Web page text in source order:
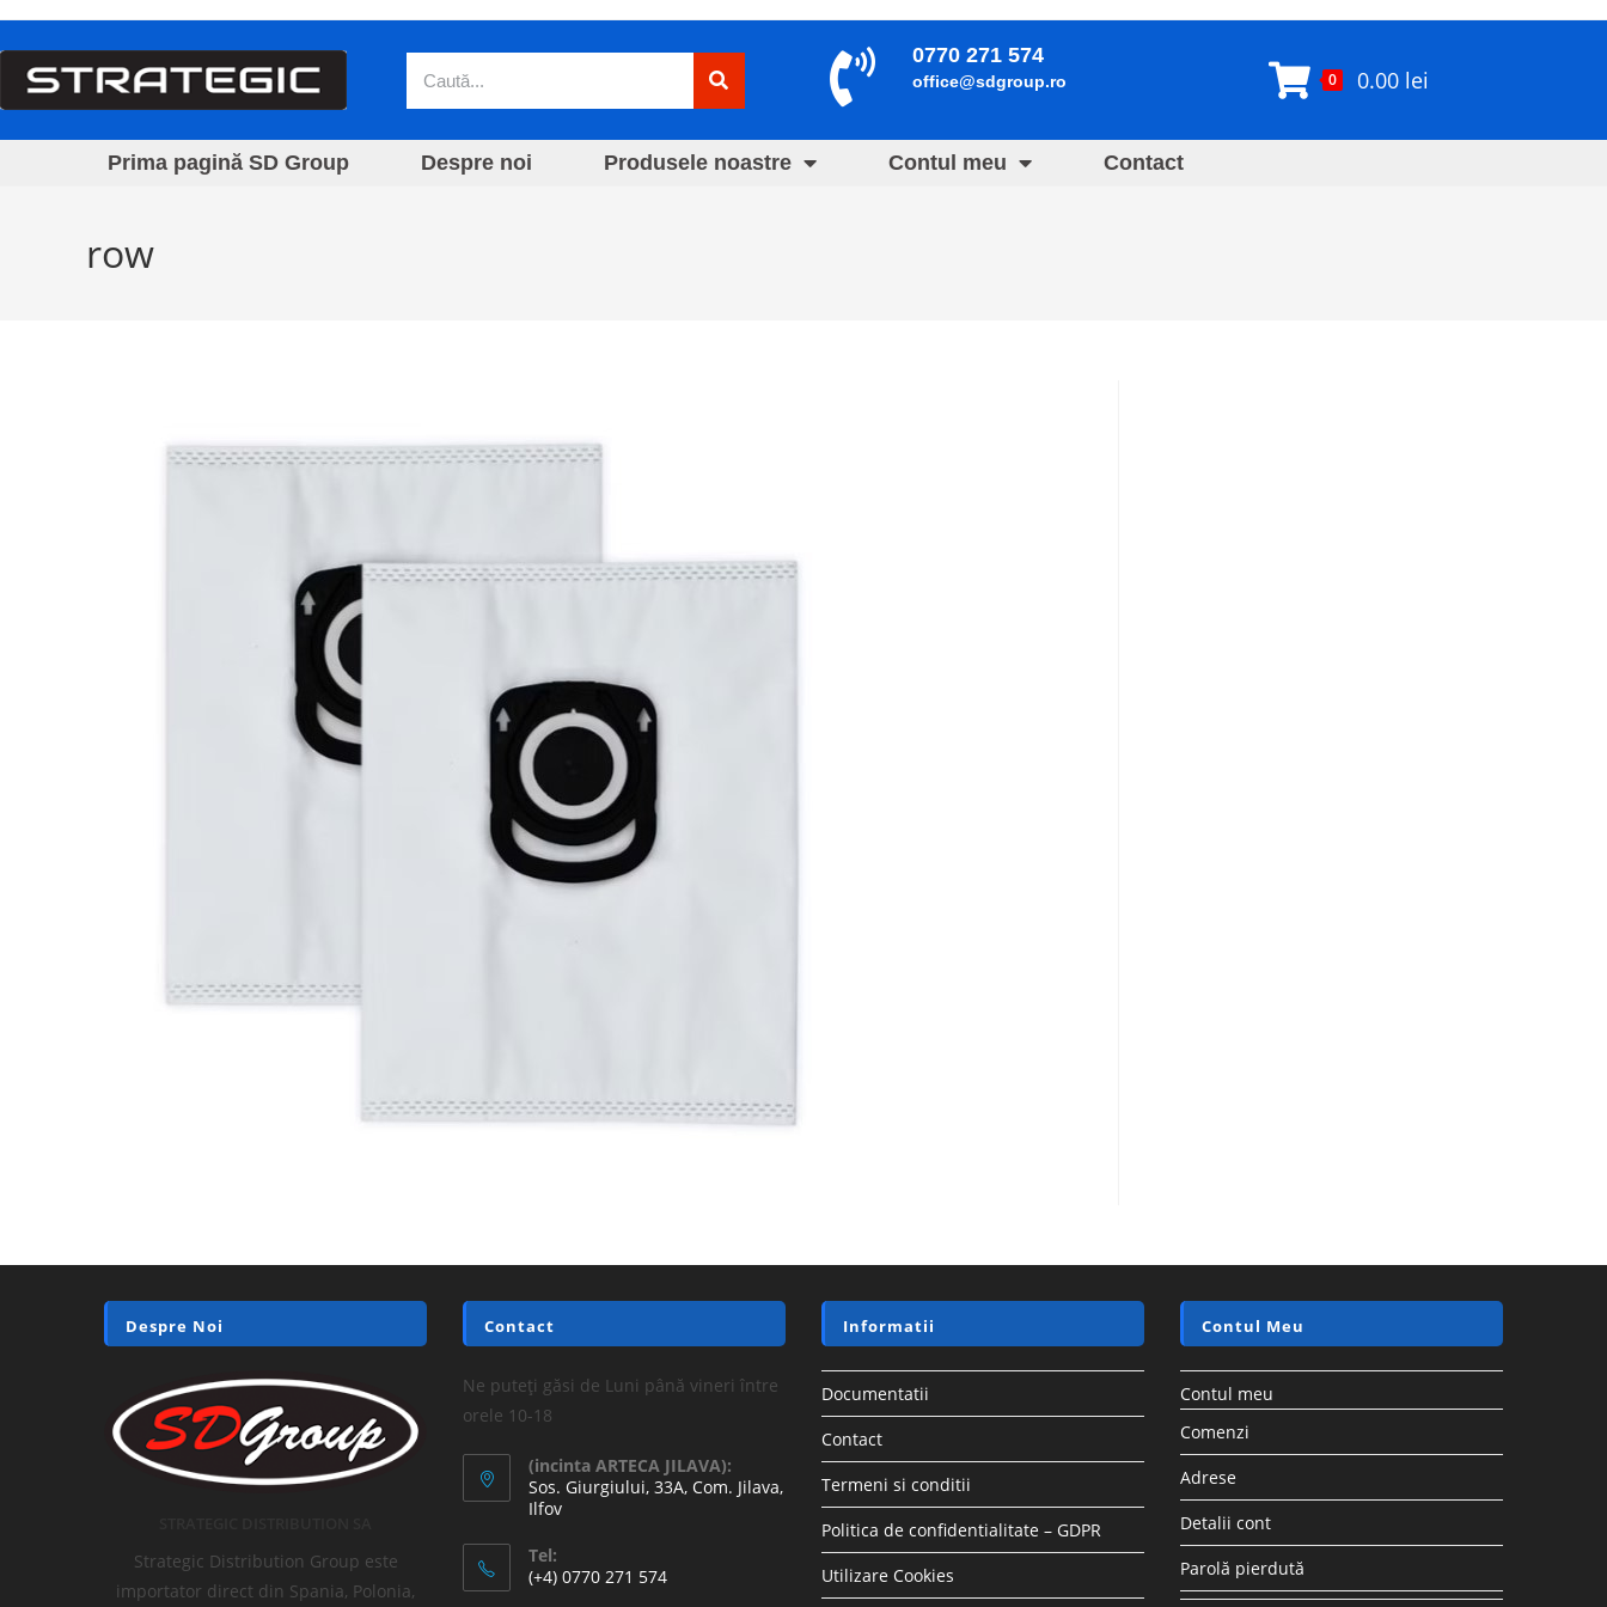
0770 271 574
office@sdgroup.ro 0 0.00 lei
Prima pagină SD Group Despre noi Produsele noastre Contul meu Contact
row
Despre Noi
Strategic Distribution Group este
importator direct din Spania, Polonia,
Contact
Ne puteți găsi de Luni până vineri între
orele 10-18
(incinta ARTECA JILAVA):
Sos. Giurgiului, 33A, Com. Jilava,
Ilfov
Tel:
(+4) 0770 271 574
Informatii
Documentatii
Contact
Termeni si conditii
Politica de confidentialitate – GDPR
Utilizare Cookies
Contul Meu
Contul meu
Comenzi
Adrese
Detalii cont
Parolă pierdută